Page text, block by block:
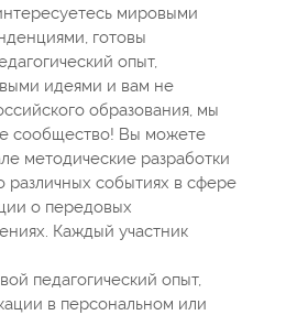
мировыми
готовы
опыт,
идеями и вам не
образования, мы
сообщество! Вы можете
методические разработки
событиях в сфере
о передовых
Каждый участник
педагогический опыт,
в персональном или